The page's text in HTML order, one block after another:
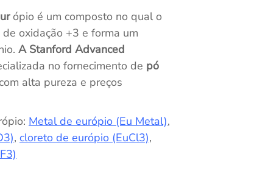
ópio é um composto no qual o
oxidação +3 e forma um
A Stanford Advanced
no fornecimento de pó
alta pureza e preços
Metal de európio (Eu Metal),
, cloreto de európio (EuCl3),